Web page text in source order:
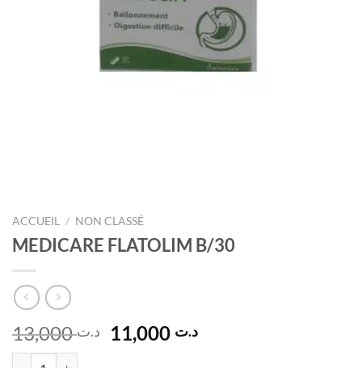
ACCUEIL / NON CLASSÉ
MEDICARE FLATOLIM B/30
د.ت13,000
Le
prix
د.تLe